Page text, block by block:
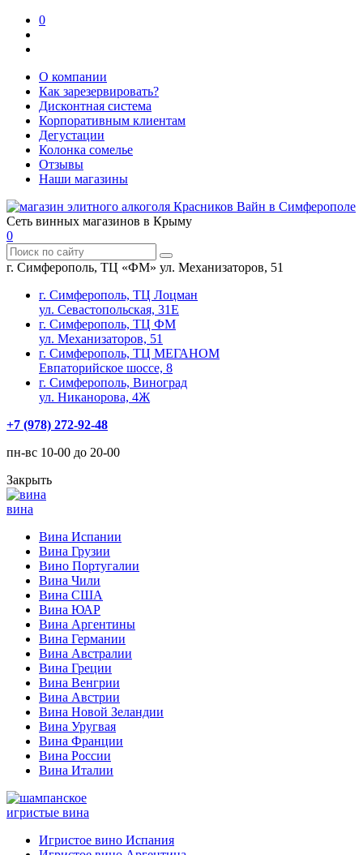
0
О компании
Как зарезервировать?
Дисконтная система
Корпоративным клиентам
Дегустации
Колонка сомелье
Отзывы
Наши магазины
Сеть винных магазинов в Крыму
0
г. Симферополь, ТЦ «ФМ» ул. Механизаторов, 51
г. Симферополь, ТЦ Лоцман
ул. Севастопольская, 31Е
г. Симферополь, ТЦ ФМ
ул. Механизаторов, 51
г. Симферополь, ТЦ МЕГАНОМ
Евпаторийское шоссе, 8
г. Симферополь, Виноград
ул. Никанорова, 4Ж
+7 (978) 272-92-48
пн-вс 10-00 до 20-00
Закрыть
вина
Вина Испании
Вина Грузии
Вино Португалии
Вина Чили
Вина США
Вина ЮАР
Вина Аргентины
Вина Германии
Вина Австралии
Вина Греции
Вина Венгрии
Вина Австрии
Вина Новой Зеландии
Вина Уругвая
Вина Франции
Вина России
Вина Италии
игристые вина
Игристое вино Испания